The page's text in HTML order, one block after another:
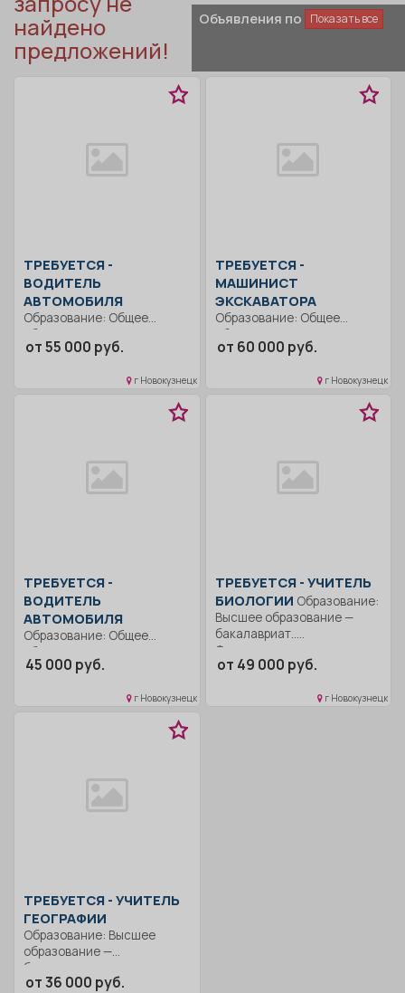
найдено
предложений!
Объявления по региону
ТРЕБУЕТСЯ -
ВОДИТЕЛЬ
АВТОМОБИЛЯ
Образование: Общее
образование.. Строго
соблюдать правила
от 55 000 руб.
г Новокузнецк
ТРЕБУЕТСЯ -
МАШИНИСТ
ЭКСКАВАТОРА
Образование: Общее
образование.. Строго
соблюдать правила
от 60 000 руб.
г Новокузнецк
ТРЕБУЕТСЯ -
ВОДИТЕЛЬ
АВТОМОБИЛЯ
Образование: Общее
образование.. Строго
соблюдать правила
45 000 руб.
г Новокузнецк
ТРЕБУЕТСЯ - УЧИТЕЛЬ
БИОЛОГИИ
Высшее образование —
бакалавриат..
Формирование
общекультурных
от 49 000 руб.
г Новокузнецк
ТРЕБУЕТСЯ - УЧИТЕЛЬ
ГЕОГРАФИИ
Образование: Высшее
образование —
бакалавриат..
Осуществление
от 36 000 руб.